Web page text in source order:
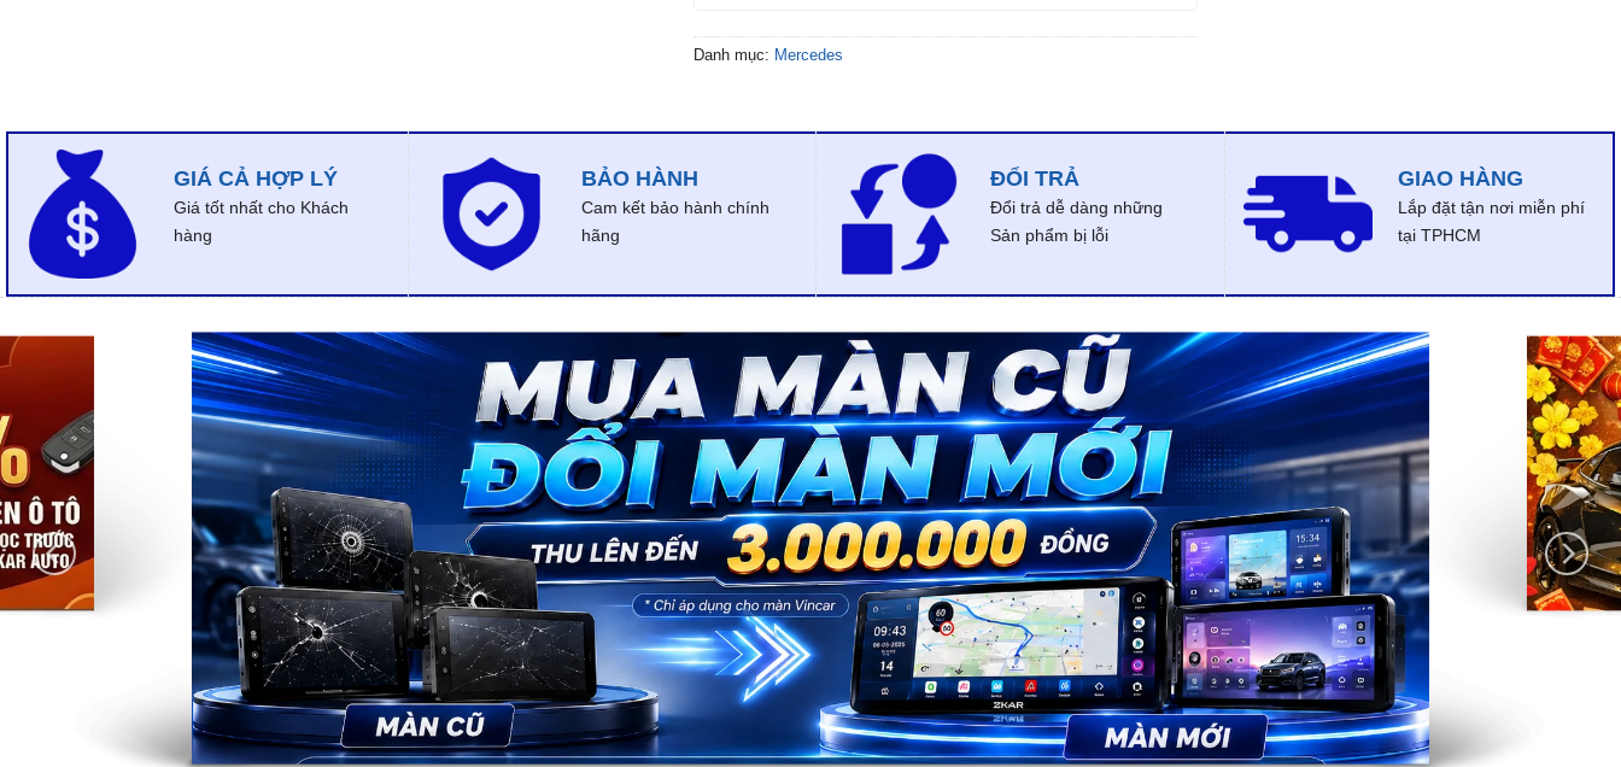
Danh mục: Mercedes
GIÁ CẢ HỢP LÝ
Giá tốt nhất cho Khách
hàng
BẢO HÀNH
Cam kết bảo hành chính
hãng
ĐỔI TRẢ
Đổi trả dễ dàng những
Sản phẩm bị lỗi
GIAO HÀNG
Lắp đặt tận nơi miễn phí
tại TPHCM